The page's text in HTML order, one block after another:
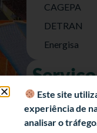
CAGEPA
DETRAN
Energisa
Nota Fiscal
e-SIC
Este site
experiência de
analisar o